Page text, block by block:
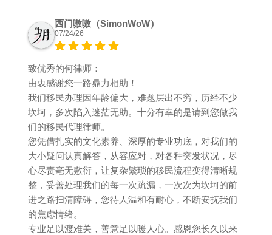
西门嗷嗷（SimonWoW）
07/24/26
致优秀的何律师：
由衷感谢您一路鼎力相助！
我们移民办理因年龄偏大，难题层出不穷，历经不少
坎坷，多次陷入迷茫无助。十分有幸的是请到您做我
们的移民代理律师。
您凭借扎实的文化素养、深厚的专业功底，对我们的
大小疑问认真解答，从容应对，对各种突发状况，尽
心尽责亳无敷衍，让复杂繁琐的移民流程变得清晰规
整，妥善处理我们的每一次疏漏，一次次为坎坷的前
进之路扫清障碍，您待人温和有耐心，不断安抚我们
的焦虑情绪。
专业足以渡难关，善意足以暖人心。感恩您长久以来